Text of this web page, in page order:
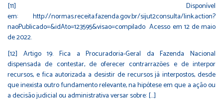
[11] Disponível
em: http://normas.receita.fazenda.gov.br/sijut2consulta/link.action?
naoPublicado=&idAto=123595&visao=compilado Acesso em 12 de maio
de 2022.
[12] Artigo 19. Fica a Procuradoria-Geral da Fazenda Nacional
dispensada de contestar, de oferecer contrarrazões e de interpor
recursos, e fica autorizada a desistir de recursos já interpostos, desde
que inexista outro fundamento relevante, na hipótese em que a ação ou
a decisão judicial ou administrativa versar sobre: [...]